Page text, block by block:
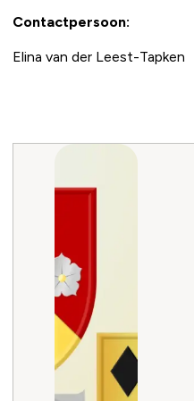
Contactpersoon:
Elina van der Leest-Tapken